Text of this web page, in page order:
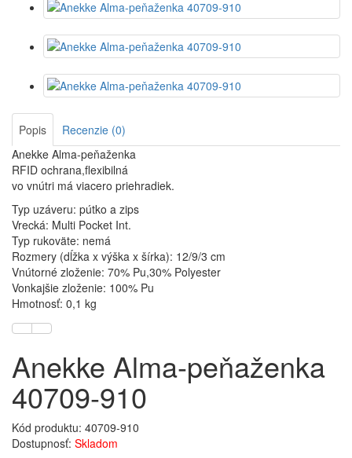
Popis
Recenzie (0)
Anekke Alma-peňaženka
RFID ochrana,flexibilná
vo vnútri má viacero priehradiek.
Typ uzáveru: pútko a zips
Vrecká: Multi Pocket Int.
Typ rukoväte: nemá
Rozmery (dĺžka x výška x šírka): 12/9/3 cm
Vnútorné zloženie: 70% Pu,30% Polyester
Vonkajšie zloženie: 100% Pu
Hmotnosť: 0,1 kg
Anekke Alma-peňaženka
40709-910
Kód produktu: 40709-910
Dostupnosť: Skladom